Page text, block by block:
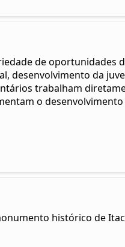
de oportunidades
desenvolvimento da
trabalham
o
histórico de